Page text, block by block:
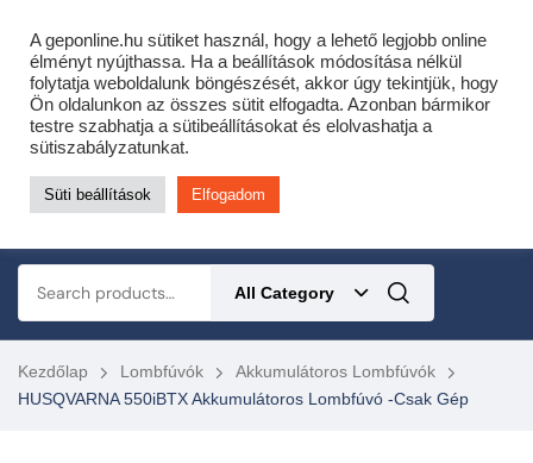
Cofidis expressz online áruhitel 0 % THM-el 10 hónapra!
Most minden akciós HQ láncfűrészhez ajándékba adunk egy fűrészláncot!
Részletek ide kattintva!
KERTÉSZETI – ERDÉSZETI – ÉPÍTŐIPARI GÉP WEBSHOP
All Category
Kezdőlap Lombfúvók
Akkumulátoros Lombfúvók
HUSQVARNA 550iBTX Akkumulátoros Lombfúvó -csak Gép
A geponline.hu sütiket használ, hogy a lehető legjobb online
élményt nyújthassa. Ha a beállítások módosítása nélkül
folytatja weboldalunk böngészését, akkor úgy tekintjük, hogy
Ön oldalunkon az összes sütit elfogadta. Azonban bármikor
testre szabhatja a sütibeállításokat és elolvashatja a
sütiszabályzatunkat.
Süti beállítások Elfogadom